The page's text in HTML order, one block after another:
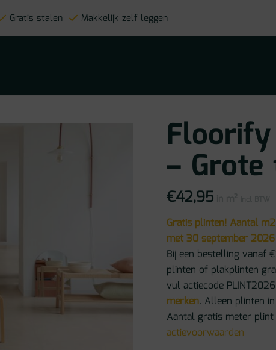
Gratis stalen Makkelijk zelf leggen
–
€42,95
Gratis plinten! Aantal
met 30 september 2026
Bij een bestelling vanaf
plinten of plakplinten
vul actiecode
merken. Alleen plinten
Aantal gratis meter
actievoorwaarden